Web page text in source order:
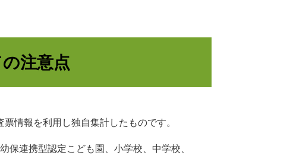
注意点
情報を利用し独自集計したものです。
保連携型認定こども園、小学校、中学校、